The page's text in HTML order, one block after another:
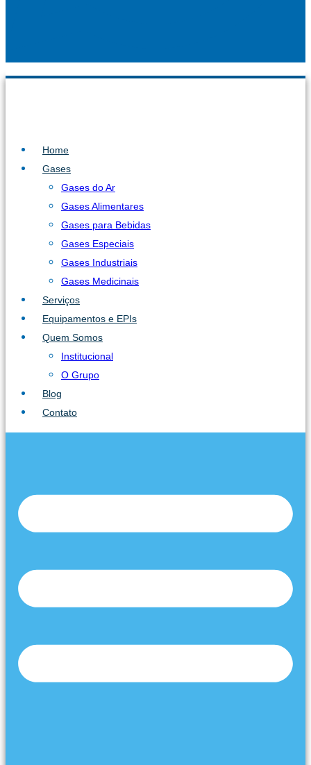
Home
Gases
Gases do Ar
Gases Alimentares
Gases para Bebidas
Gases Especiais
Gases Industriais
Gases Medicinais
Serviços
Equipamentos e EPIs
Quem Somos
Institucional
O Grupo
Blog
Contato